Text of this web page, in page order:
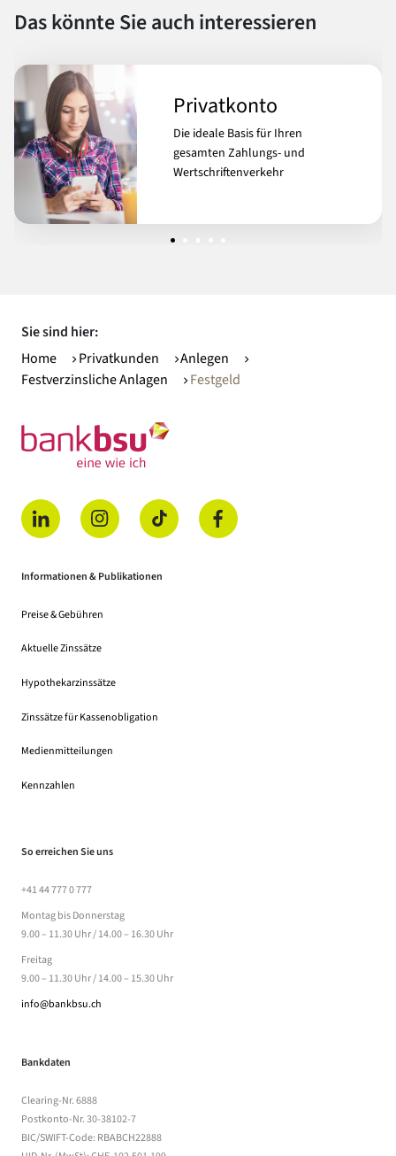
Das könnte Sie auch interessieren
Privatkonto
Die ideale Basis für Ihren
gesamten Zahlungs- und
Wertschriftenverkehr
Sie sind hier:
Home
Privatkunden
Anlegen
Festverzinsliche Anlagen
Festgeld
(öffnet in einem neuen Tab)
(öffnet in einem neuen Tab)
(öffnet in einem neuen Tab)
(öffnet in einem neuen Tab)
Informationen & Publikationen
Preise & Gebühren
Aktuelle Zinssätze
Hypothekarzinssätze
Zinssätze für Kassenobligation
Medienmitteilungen
Kennzahlen
So erreichen Sie uns
+41 44 777 0 777
Montag bis Donnerstag
9.00 – 11.30 Uhr / 14.00 – 16.30 Uhr
Freitag
9.00 – 11.30 Uhr / 14.00 – 15.30 Uhr
info@bankbsu.ch
Bankdaten
Clearing-Nr. 6888
Postkonto-Nr. 30-38102-7
BIC/SWIFT-Code: RBABCH22888